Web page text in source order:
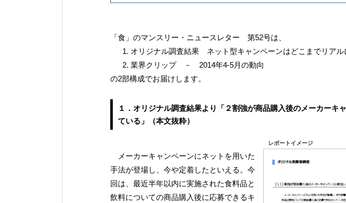
「食」のマンスリー・ニュースレター 第52号は、
オリジナル調査結果 ネット型キャンペーンはどこまでリアル
業界クリップ － 2014年4-5月の動向
の2部構成でお届けします。
１．オリジナル調査結果より「２割強が商品購入後のメーカーキ
ている」（本文抜粋）
レポートイメージ
メーカーキャンペーンにネットを用いた
手法が登場し、今や定着したといえる。今
回は、最近半年以内に実施された食料品と
飲料についての商品購入後に応募できるキ